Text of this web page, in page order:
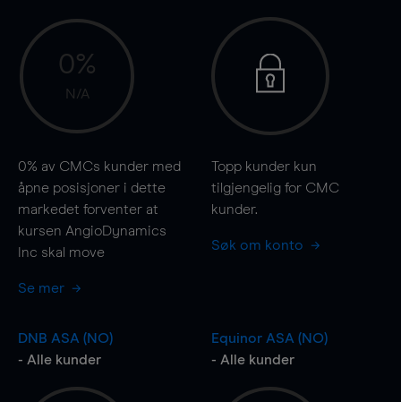
0%
N/A
0% av CMCs kunder med
åpne posisjoner i dette
markedet forventer at
kursen AngioDynamics
Inc skal move
Se mer
Topp kunder kun
tilgjengelig for CMC
kunder.
Søk om konto
DNB ASA (NO)
- Alle kunder
Equinor ASA (NO)
- Alle kunder